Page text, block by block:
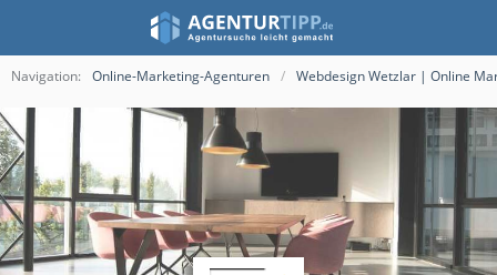
Navigation: Online-Marketing-Agenturen Webdesign Wetzlar | Online